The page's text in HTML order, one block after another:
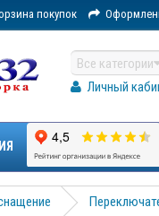
покупок
Все категории
Личный